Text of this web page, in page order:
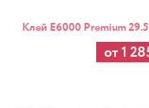
Клей E6000 Premium
от 1